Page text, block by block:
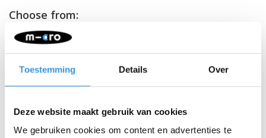
Toestemming Details Over
Deze website maakt gebruik van cookies
We gebruiken cookies om content en advertenties te
Choose from:
Gratis verzending vanaf €60